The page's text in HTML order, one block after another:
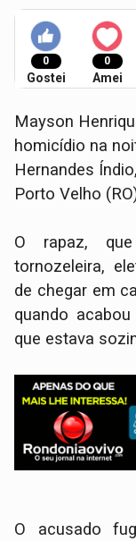
0
Gostei
0
Amei
Mayson
homicídio na
Hernandes
Porto Velho
O rapaz,
tornozeleira,
de chegar em
quando
que estava
O acusado